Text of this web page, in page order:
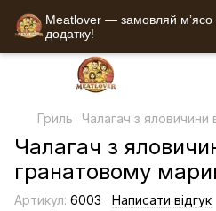
Meatlover — замовляй мʼясо
додатку!
Гриль Чалагач з
Чалагач з
гранатовому
Артикул: 6003 Написати відгук